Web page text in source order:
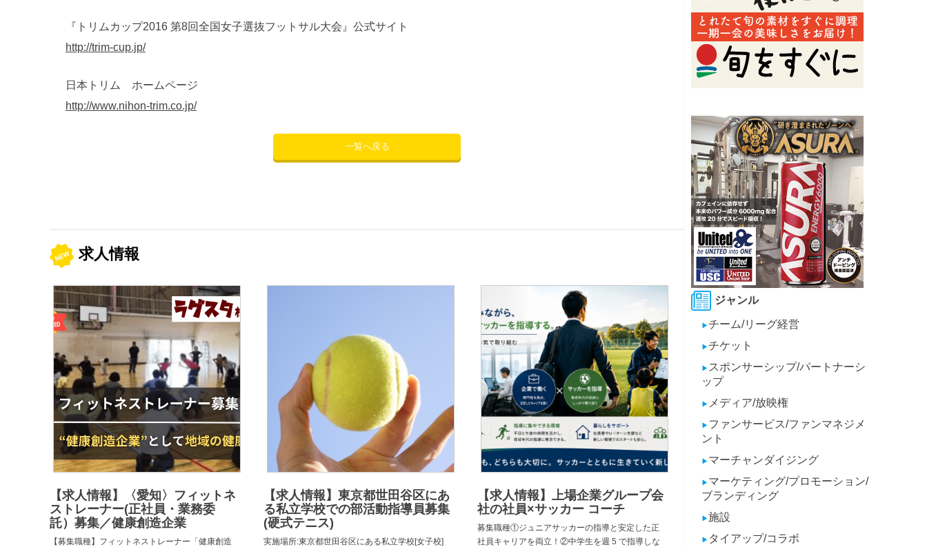
『トリムカップ2016 第8回全国女子選抜フットサル大会』公式サイト
http://trim-cup.jp/
日本トリム ホームページ
http://www.nihon-trim.co.jp/
一覧へ戻る
求人情報
【求人情報】〈愛知〉フィットネ
ストレーナー(正社員・業務委
託）募集／健康創造企業
【募集職種】フィットネストレーナー「健康創造
【求人情報】東京都世田谷区にあ
る私立学校での部活動指導員募集
(硬式テニス)
実施場所:東京都世田谷区にある私立学校[女子校]
【求人情報】上場企業グループ会
社の社員×サッカー コーチ
募集職種①ジュニアサッカーの指導と安定した正
社員キャリアを両立！②中学生を週 5 で指導しな
ジャンル
▶チーム/リーグ経営
▶チケット
▶ スポンサーシップ/パートナーシ
ップ
▶ メディア/放映権
▶ ファンサービス/ファンマネジメ
ント
▶ マーチャンダイジング
▶ マーケティング/プロモーション/
ブランディング
▶施設
▶ タイアップ/コラボ